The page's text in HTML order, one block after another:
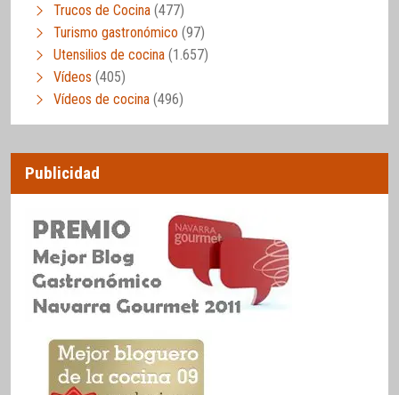
Trucos de Cocina (477)
Turismo gastronómico (97)
Utensilios de cocina (1.657)
Vídeos (405)
Vídeos de cocina (496)
Publicidad